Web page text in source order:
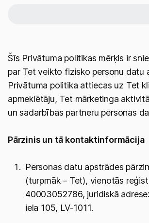
Šīs Privātuma politikas mērķis ir
par Tet veikto fizisko personu datu
Privātuma politika attiecas uz Tet
apmeklētāju, Tet mārketinga
un sadarbības partneru personas
Pārzinis un tā kontaktinformācija
Personas datu apstrādes
(turpmāk – Tet), vienotās
40003052786, juridiskā
iela 105, LV-1011.